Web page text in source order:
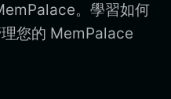
。學習如何
您的 MemPalace